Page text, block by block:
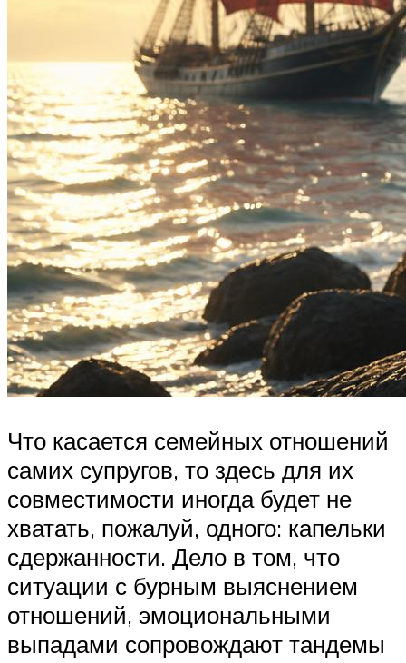
Что касается семейных отношений
самих супругов, то здесь для их
совместимости иногда будет не
хватать, пожалуй, одного: капельки
сдержанности. Дело в том, что
ситуации с бурным выяснением
отношений, эмоциональными
выпадами сопровождают тандемы